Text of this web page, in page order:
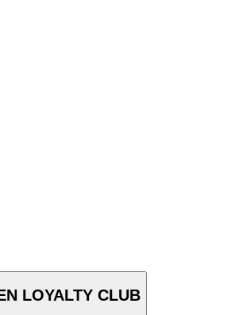
LOYALTY CLUB